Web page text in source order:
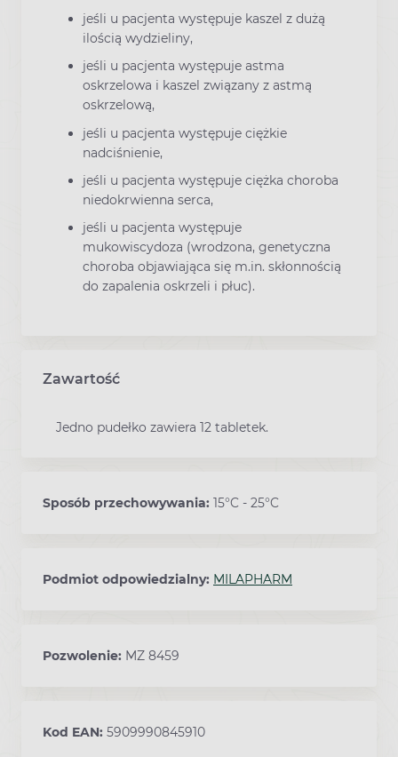
jeśli u pacjenta występuje kaszel z dużą
ilością wydzieliny,
jeśli u pacjenta występuje astma
oskrzelowa i kaszel związany z astmą
oskrzelową,
jeśli u pacjenta występuje ciężkie
nadciśnienie,
jeśli u pacjenta występuje ciężka choroba
niedokrwienna serca,
jeśli u pacjenta występuje
mukowiscydoza (wrodzona, genetyczna
choroba objawiająca się m.in. skłonnością
do zapalenia oskrzeli i płuc).
Zawartość
Jedno pudełko zawiera 12 tabletek.
Sposób przechowywania: 15°C - 25°C
Podmiot odpowiedzialny: MILAPHARM
Pozwolenie: MZ 8459
Kod EAN: 5909990845910